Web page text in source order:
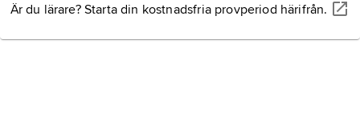
Är du lärare? Starta din kostnadsfria provperiod härifrån.